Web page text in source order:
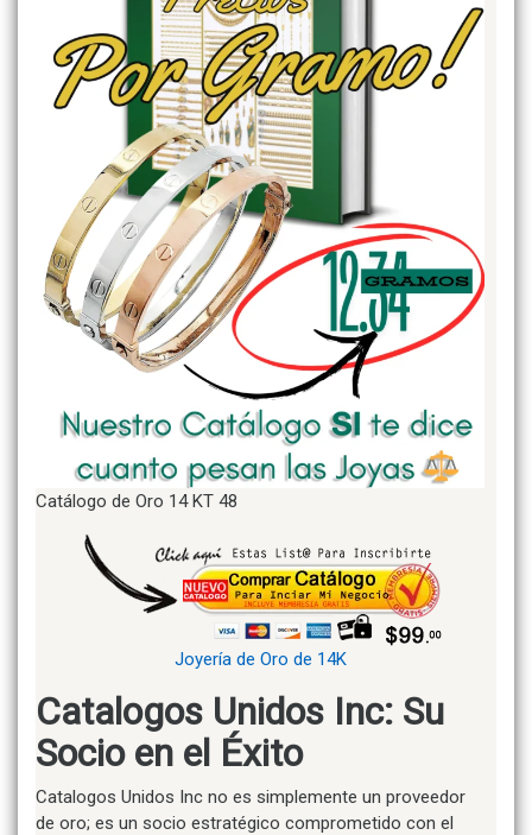
Catálogo de Oro 14 KT 48
Joyería de Oro de 14K
Catalogos Unidos Inc: Su
Socio en el Éxito
Catalogos Unidos Inc no es simplemente un proveedor
de oro; es un socio estratégico comprometido con el